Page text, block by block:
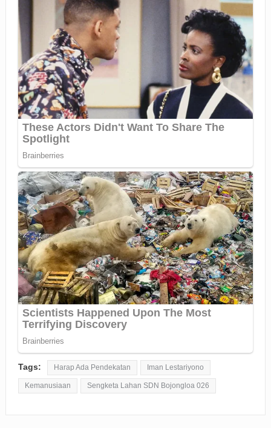
Tags: Harap Ada Pendekatan Iman Lestariyono
Kemanusiaan Sengketa Lahan SDN Bojongloa 026